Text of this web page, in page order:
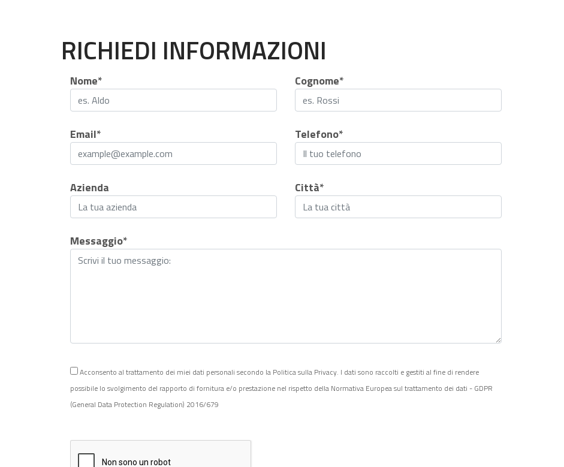
RICHIEDI INFORMAZIONI
Nome* Cognome*
Email* Telefono*
Azienda Città*
Messaggio*
Acconsento al trattamento dei miei dati personali secondo la Politica sulla Privacy. I dati sono raccolti e gestiti al fine di rendere
possibile lo svolgimento del rapporto di fornitura e/o prestazione nel rispetto della Normativa Europea sul trattamento dei dati - GDPR
(General Data Protection Regulation) 2016/679